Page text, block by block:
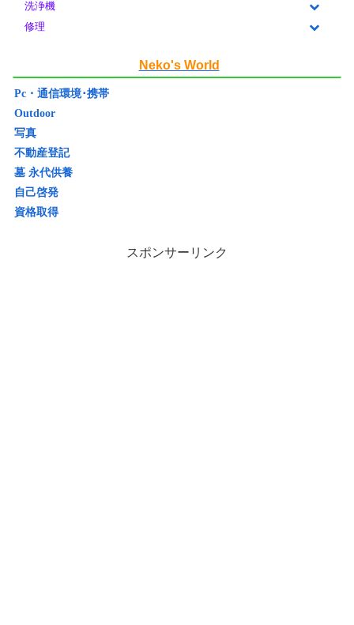
洗浄機
修理
Neko's World
Pc・通信環境･携帯
Outdoor
写真
不動産登記
墓 永代供養
自己啓発
資格取得
スポンサーリンク